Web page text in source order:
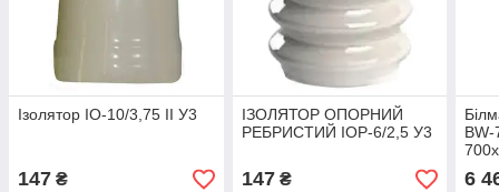
Ізолятор ІО-10/3,75 ІІ У3
147 ₴
ІЗОЛЯТОР ОПОРНИЙ
РЕБРИСТИЙ ІОР-6/2,5 У3
147₴ 6